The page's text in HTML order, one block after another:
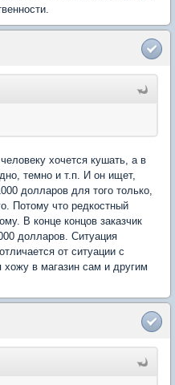
хочется кушать, а в
темно и т.п. И он ищет,
долларов для того только,
Потому что редкостный
В конце концов заказчик
долларов. Ситуация
от ситуации с
хожу в магазин сам и другим